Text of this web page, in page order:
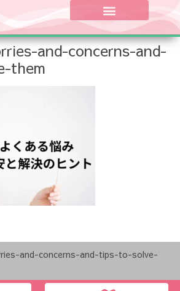
and-concerns-and-
them
and-concerns-and-tips-to-solve-